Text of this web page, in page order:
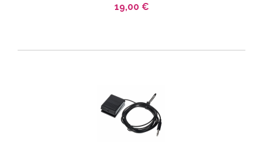
19,00 €